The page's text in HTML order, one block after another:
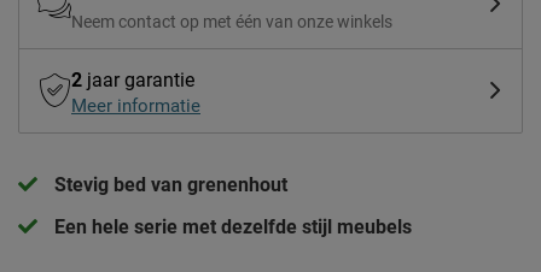
Neem contact op met één van onze winkels
2 jaar garantie
Meer informatie
Stevig bed van grenenhout
Een hele serie met dezelfde stijl meubels